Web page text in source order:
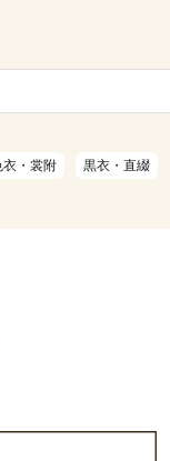
衣・裳附 黒衣・直綴